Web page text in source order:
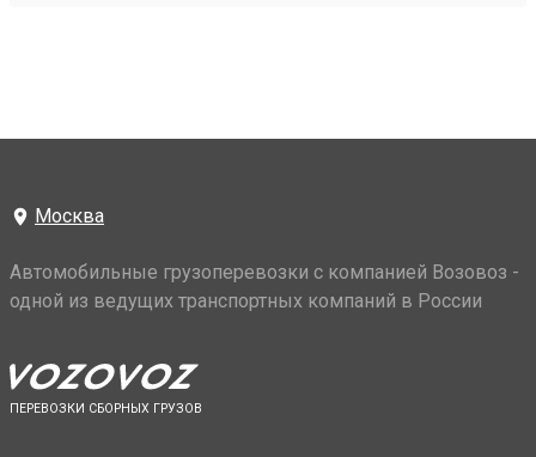
Москва
Автомобильные грузоперевозки с компанией Возовоз -
одной из ведущих транспортных компаний в России
ПЕРЕВОЗКИ СБОРНЫХ ГРУЗОВ